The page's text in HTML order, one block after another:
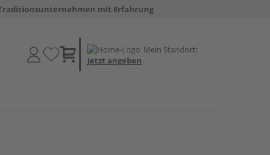
mit Erfahrung
Mein Standort:
Jetzt angeben